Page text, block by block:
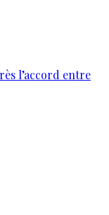
l’accord entre